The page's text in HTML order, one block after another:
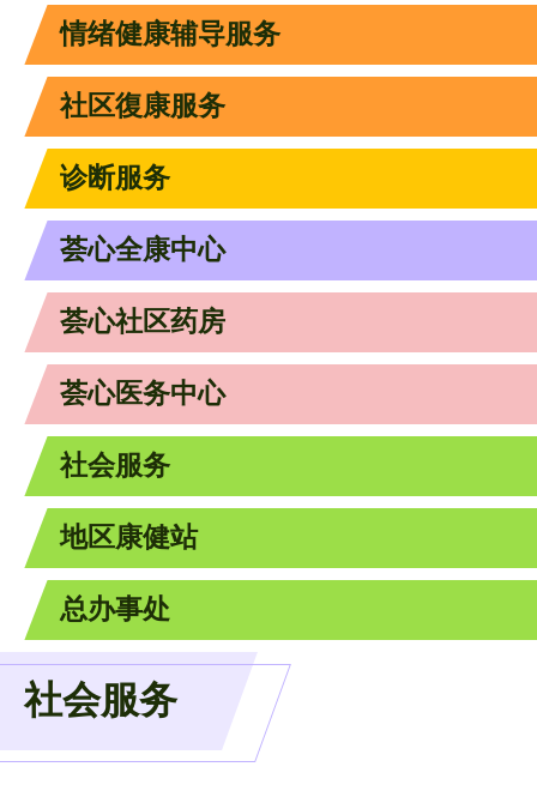
情绪健康辅导服务
社区復康服务
诊断服务
荟心全康中心
荟心社区药房
荟心医务中心
社会服务
地区康健站
总办事处
社会服务